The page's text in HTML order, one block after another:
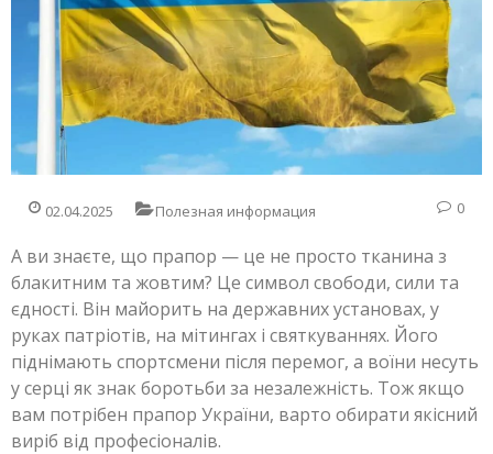
02.04.2025 Полезная информация 0
А ви знаєте, що прапор — це не просто тканина з
блакитним та жовтим? Це символ свободи, сили та
єдності. Він майорить на державних установах, у
руках патріотів, на мітингах і святкуваннях. Його
піднімають спортсмени після перемог, а воїни несуть
у серці як знак боротьби за незалежність. Тож якщо
вам потрібен прапор України, варто обирати якісний
виріб від професіоналів.